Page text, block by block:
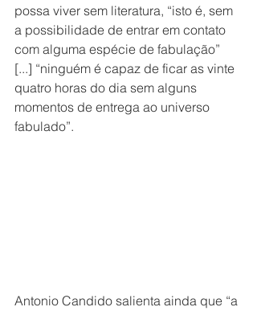
possa viver sem literatura, “isto é, sem
a possibilidade de entrar em contato
com alguma espécie de fabulação”
[...] “ninguém é capaz de ficar as vinte
quatro horas do dia sem alguns
momentos de entrega ao universo
fabulado”.
Antonio Candido salienta ainda que “a